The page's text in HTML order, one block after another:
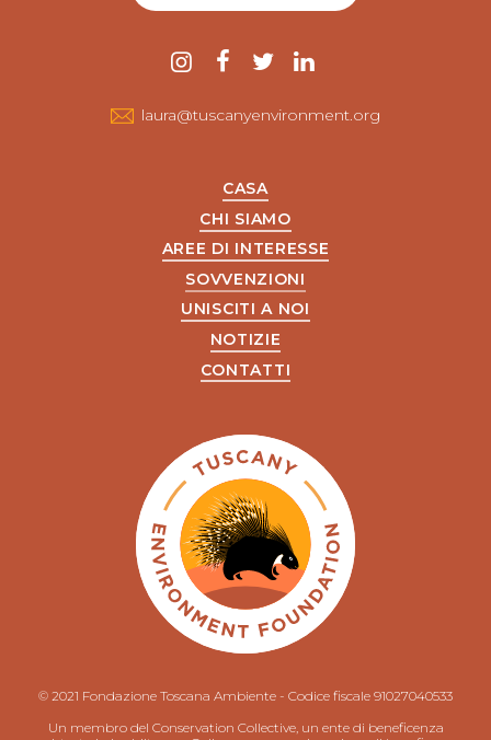
instagram
Facebook
twitter
laura@tuscanyenvironment.org
CASA
CHI SIAMO
AREE DI INTERESSE
SOVVENZIONI
UNISCITI A NOI
NOTIZIE
CONTATTI
© 2021 Fondazione Toscana Ambiente - Codice fiscale 91027040533
Un membro del Conservation Collective, un ente di beneficenza